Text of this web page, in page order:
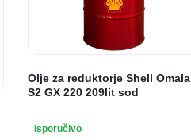
Olje za reduktorje Shell Omala
S2 GX 220 209lit sod
Isporučivo